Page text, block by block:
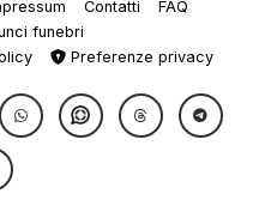
Contatti
FAQ
funebri
Preferenze privacy